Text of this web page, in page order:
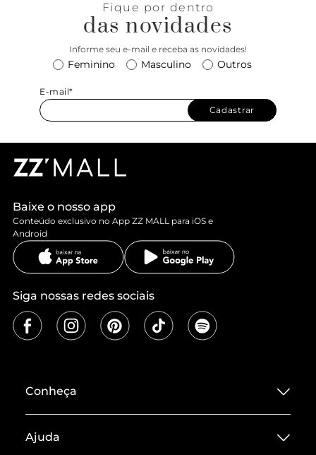
Fique por dentro
das novidades
Informe seu e-mail e receba as novidades!
Feminino Masculino Outros
E-mail*
Cadastrar
Baixe o nosso app
Conteúdo exclusivo no App ZZ MALL para iOS e
Android
Siga nossas redes sociais
Conheça
Termos de Uso
Ajuda